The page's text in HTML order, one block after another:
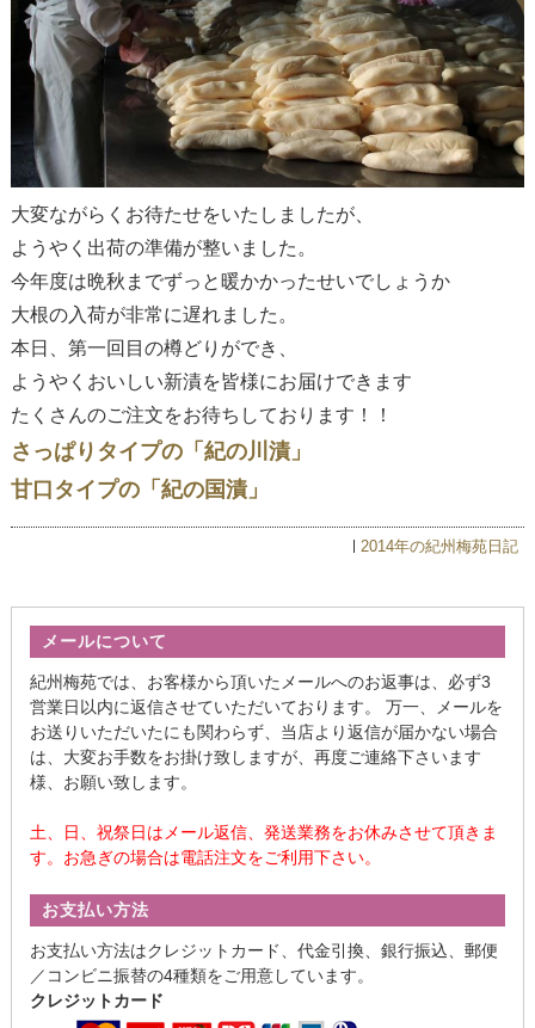
大変ながらくお待たせをいたしましたが、
ようやく出荷の準備が整いました。
今年度は晩秋までずっと暖かかったせいでしょうか
大根の入荷が非常に遅れました。
本日、第一回目の樽どりができ、
ようやくおいしい新漬を皆様にお届けできます
たくさんのご注文をお待ちしております！！
さっぱりタイプの「紀の川漬」
甘口タイプの「紀の国漬」
2014年の紀州梅苑日記
メールについて
紀州梅苑では、お客様から頂いたメールへのお返事は、必ず3
営業日以内に返信させていただいております。 万一、メールを
お送りいただいたにも関わらず、当店より返信が届かない場合
は、大変お手数をお掛け致しますが、再度ご連絡下さいます
様、お願い致します。
土、日、祝祭日はメール返信、発送業務をお休みさせて頂きま
す。お急ぎの場合は電話注文をご利用下さい。
お支払い方法
お支払い方法はクレジットカード、代金引換、銀行振込、郵便
／コンビニ振替の4種類をご用意しています。
クレジットカード